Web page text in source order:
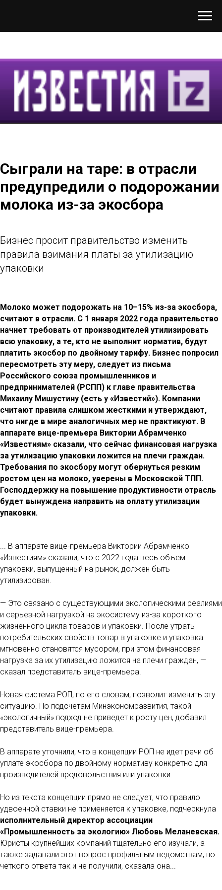
Сыграли на таре: в отрасли
предупредили о подорожании
молока из-за экосбора
Бизнес просит правительство изменить
правила взимания платы за утилизацию
упаковки
Молоко может подорожать на 10–15% из-за экосбора,
считают в отрасли. С 1 января 2022 года правительство
начнет требовать от производителей утилизировать
всю упаковку, а те, кто не выполнит норматив, будут
платить экосбор по двойному тарифу. Бизнес попросил
пересмотреть эту меру, следует из письма
Российского союза промышленников и
предпринимателей (РСПП) к главе правительства
Михаилу Мишустину (есть у «Известий»). Компании
считают правила слишком жесткими и утверждают,
что нигде в мире аналогичных мер не практикуют. В
аппарате вице-премьера Виктории Абрамченко
«Известиям» сказали, что сейчас финансовая нагрузка
за утилизацию упаковки ложится на плечи граждан.
Требования по экосбору могут обернуться резким
ростом цен на молоко, уверены в Московской ТПП.
Господдержку на повышение продуктивности отрасль
будет вынуждена направить на оплату утилизации
упаковки.
... В аппарате вице-премьера Виктории Абрамченко
«Известиям» сказали, что с 2022 года весь объем
упаковки, выпущенный на рынок, должен быть
утилизирован.
— Это связано с существующими экологическими реалиями
и серьезной нагрузкой на экосистему из-за короткого
жизненного цикла товаров и упаковки. После утраты
потребительских свойств товар в упаковке и упаковка
мгновенно становятся мусором, при этом финансовая
нагрузка за их утилизацию ложится на плечи граждан, —
сказал представитель вице-премьера.
Новая система РОП, по его словам, позволит изменить эту
ситуацию. По подсчетам Минэкономразвития, такой
«экологичный» подход не приведет к росту цен, добавил
представитель вице-премьера.
В аппарате уточнили, что в концепции РОП не идет речи об
уплате экосбора по двойному нормативу конкретно для
производителей продовольствия или упаковки.
Но из текста концепции прямо не следует, что правило
удвоенной ставки не применяется к упаковке, подчеркнула
исполнительный директор ассоциации
«Промышленность за экологию» Любовь Меланевская.
Юристы крупнейших компаний тщательно его изучали, а
также задавали этот вопрос профильным ведомствам, но
четкого ответа так и не получили, сказала она...